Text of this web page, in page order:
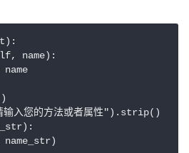
name):
name
入您的方法或者属性").strip()
name_str)